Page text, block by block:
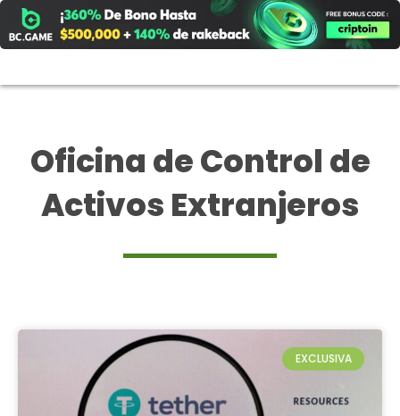
al
contenido
Oficina de Control de
Activos Extranjeros
EXCLUSIVA